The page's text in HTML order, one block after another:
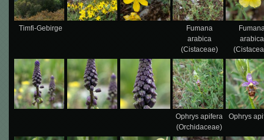
Timfi-Gebirge
Fumana
arabica
(Cistaceae)
arabica
Ophrys apifera
(Orchidaceae)
Ophrys